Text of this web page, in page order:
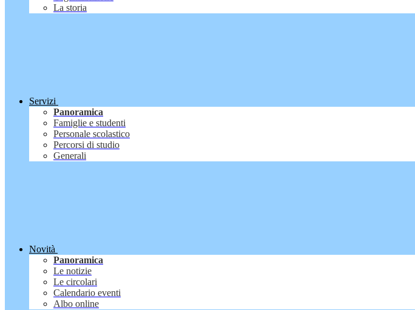
La storia
Servizi
Panoramica
Famiglie e studenti
Personale scolastico
Percorsi di studio
Generali
Novità
Panoramica
Le notizie
Le circolari
Calendario eventi
Albo online